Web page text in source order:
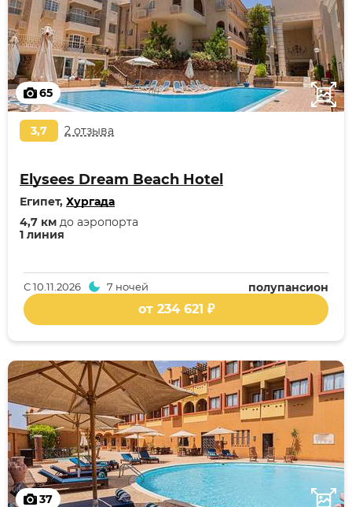
65
3,7 2 отзыва
Elysees Dream Beach Hotel
Египет, Хургада
1 линия
4,7 км до аэропорта
полупансион
С10.11.2026 7 ночей
от 234 621 ₽
37